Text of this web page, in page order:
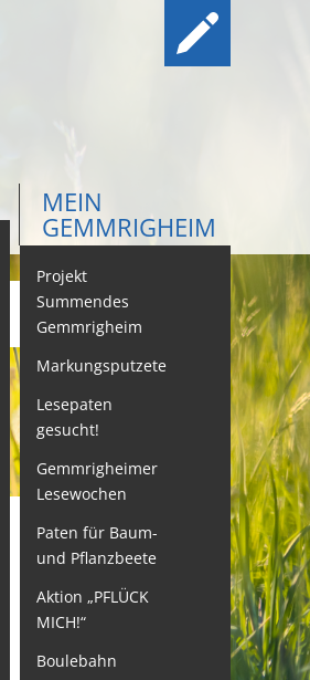
MEIN
GEMMRIGHEIM
Projekt
Summendes
Gemmrigheim
Markungsputzete
Lesepaten
gesucht!
Gemmrigheimer
Lesewochen
Paten für Baum-
und Pflanzbeete
Aktion „PFLÜCK
MICH!“
Boulebahn